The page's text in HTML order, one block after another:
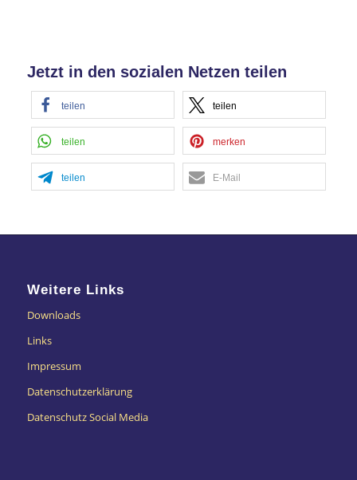
Jetzt in den sozialen Netzen teilen
teilen teilen
teilen merken
teilen E-Mail
Weitere Links
Downloads
Links
Impressum
Datenschutzerklärung
Datenschutz Social Media